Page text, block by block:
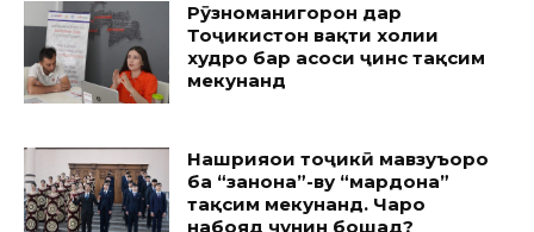
Рӯзноманигорон дар
Тоҷикистон вақти холии
худро бар асоси ҷинс тақсим
мекунанд
Нашрияҳои тоҷикӣ мавзуъҳоро
ба “занона”-ву “мардона”
тақсим мекунанд. Чаро
набояд чунин бошад?